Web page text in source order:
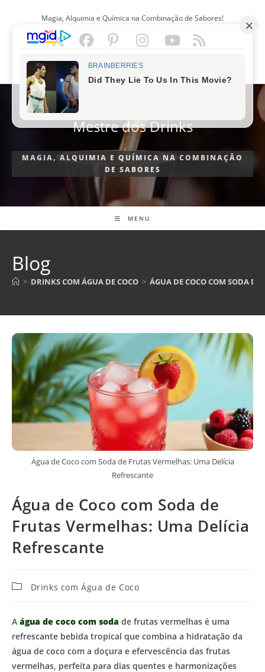
Magia, Alquimia e Química na Combinação de Sabores!
PORTUGUÊS
Mestre dos Drinks
MAGIA, ALQUIMIA E QUÍMICA NA COMBINAÇÃO
DE SABORES
MENU
Blog
> DRINKS COM ÁGUA DE COCO > ÁGUA DE COCO COM SODA
Água de Coco com Soda de Frutas Vermelhas: Uma Delícia
Refrescante
Água de Coco com Soda de
Frutas Vermelhas: Uma Delícia
Refrescante
CategoriaDrinks com Água de Coco
A água de coco com soda de frutas vermelhas é uma
refrescante bebida tropical que combina a hidratação da
água de coco com a doçura e efervescência das frutas
vermelhas, perfeita para dias quentes e harmonizações